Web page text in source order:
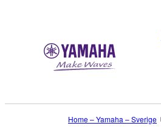
Home – Yamaha – Sverige